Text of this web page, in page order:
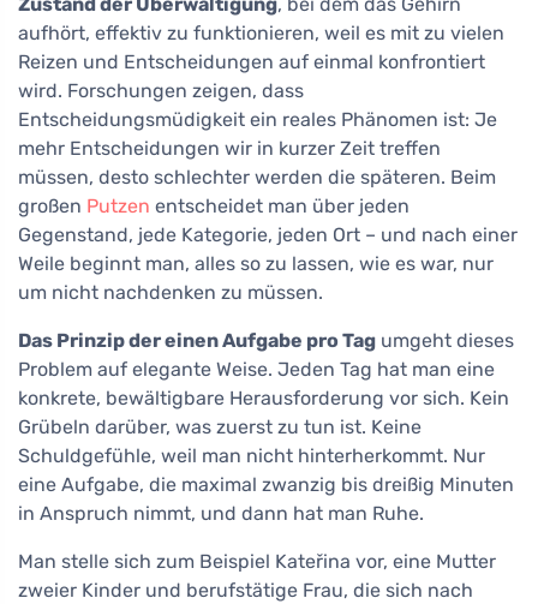
Zustand der Überwältigung, bei dem das Gehirn
aufhört, effektiv zu funktionieren, weil es mit zu vielen
Reizen und Entscheidungen auf einmal konfrontiert
wird. Forschungen zeigen, dass
Entscheidungsmüdigkeit ein reales Phänomen ist: Je
mehr Entscheidungen wir in kurzer Zeit treffen
müssen, desto schlechter werden die späteren. Beim
großen Putzen entscheidet man über jeden
Gegenstand, jede Kategorie, jeden Ort – und nach einer
Weile beginnt man, alles so zu lassen, wie es war, nur
um nicht nachdenken zu müssen.
Das Prinzip der einen Aufgabe pro Tag umgeht dieses
Problem auf elegante Weise. Jeden Tag hat man eine
konkrete, bewältigbare Herausforderung vor sich. Kein
Grübeln darüber, was zuerst zu tun ist. Keine
Schuldgefühle, weil man nicht hinterherkommt. Nur
eine Aufgabe, die maximal zwanzig bis dreißig Minuten
in Anspruch nimmt, und dann hat man Ruhe.
Man stelle sich zum Beispiel Kateřina vor, eine Mutter
zweier Kinder und berufstätige Frau, die sich nach